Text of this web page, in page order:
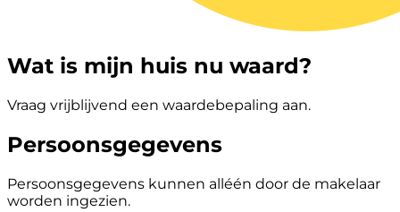
Wat is mijn huis nu waard?
Vraag vrijblijvend een waardebepaling aan.
Persoonsgegevens
Persoonsgegevens kunnen alléén door de makelaar
worden ingezien.